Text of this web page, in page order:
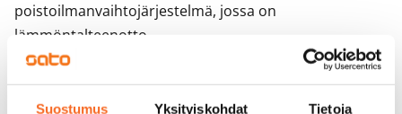
Suostumus Yksityiskohdat Tietoja
poistoilmanvaihtojärjestelmä, jossa on
lämmöntalteenotto.
Yhteistiloina taloyhtiössä on useita varastotiloja,
asuntojen omat irtaimistovarastot sekä